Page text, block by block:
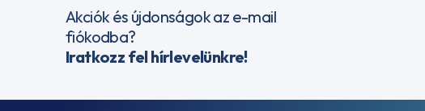
Akciók és újdonságok az e-mail
fiókodba?
Iratkozz fel hírlevelünkre!